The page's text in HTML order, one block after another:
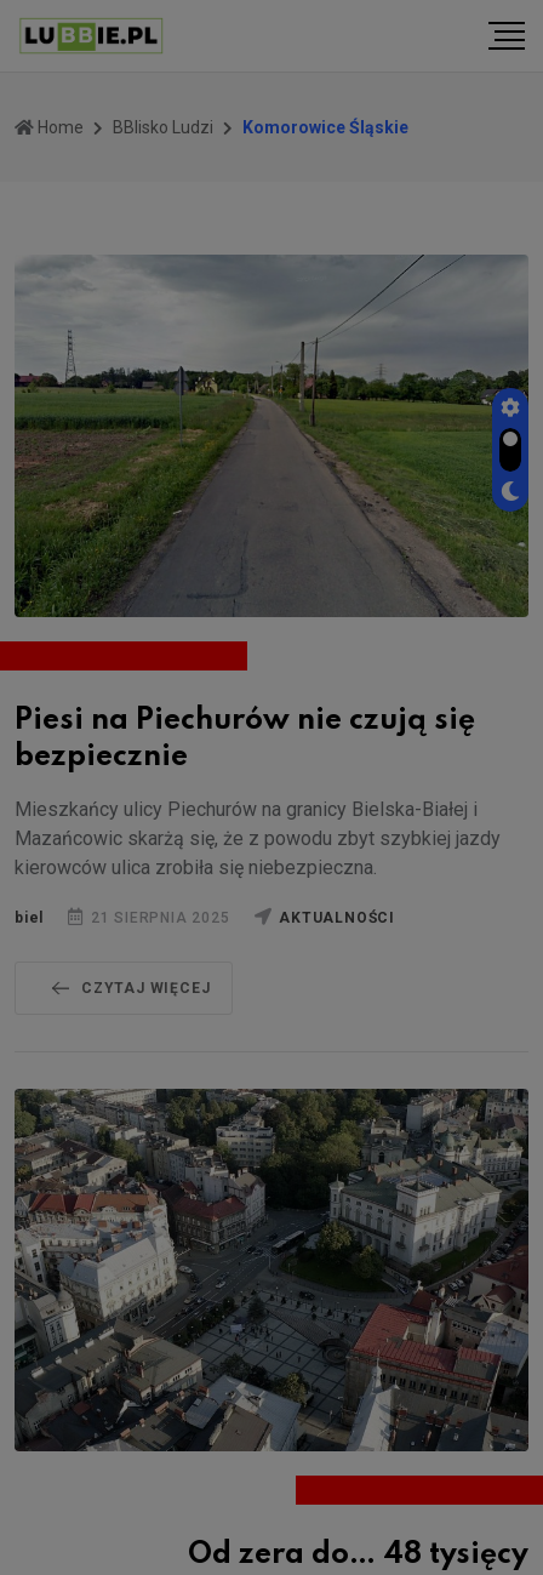
Home BBlisko Ludzi Komorowice Śląskie
Piesi na Piechurów nie czują się
bezpiecznie
Mieszkańcy ulicy Piechurów na granicy Bielska-Białej i
Mazańcowic skarżą się, że z powodu zbyt szybkiej jazdy
kierowców ulica zrobiła się niebezpieczna.
biel 21 SIERPNIA 2025 AKTUALNOŚCI
CZYTAJ WIĘCEJ
Od zera do… 48 tysięcy